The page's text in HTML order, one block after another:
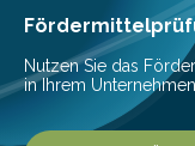
gleichermaßen
Nutzen Sie das
in Ihrem